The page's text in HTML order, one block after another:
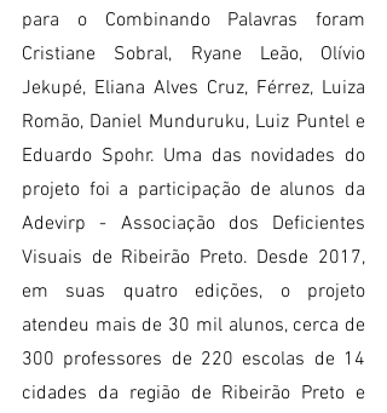
para o Combinando Palavras foram
Cristiane Sobral, Ryane Leão, Olívio
Jekupé, Eliana Alves Cruz, Férrez, Luiza
Romão, Daniel Munduruku, Luiz Puntel e
Eduardo Spohr. Uma das novidades do
projeto foi a participação de alunos da
Adevirp - Associação dos Deficientes
Visuais de Ribeirão Preto. Desde 2017,
em suas quatro edições, o projeto
atendeu mais de 30 mil alunos, cerca de
300 professores de 220 escolas de 14
cidades da região de Ribeirão Preto e